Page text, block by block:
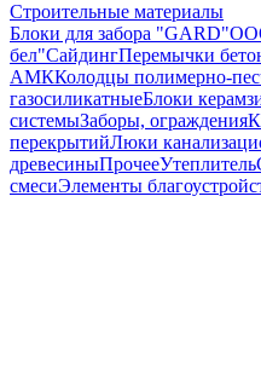
Строительные материалы
Блоки для забора "GARD"
бел"СайдингПеремычки
АМККолодцы полимерно-
газосиликатныеБлоки
системыЗаборы, ограждения
перекрытийЛюки
древесиныПрочееУтеплитель
смесиЭлементы